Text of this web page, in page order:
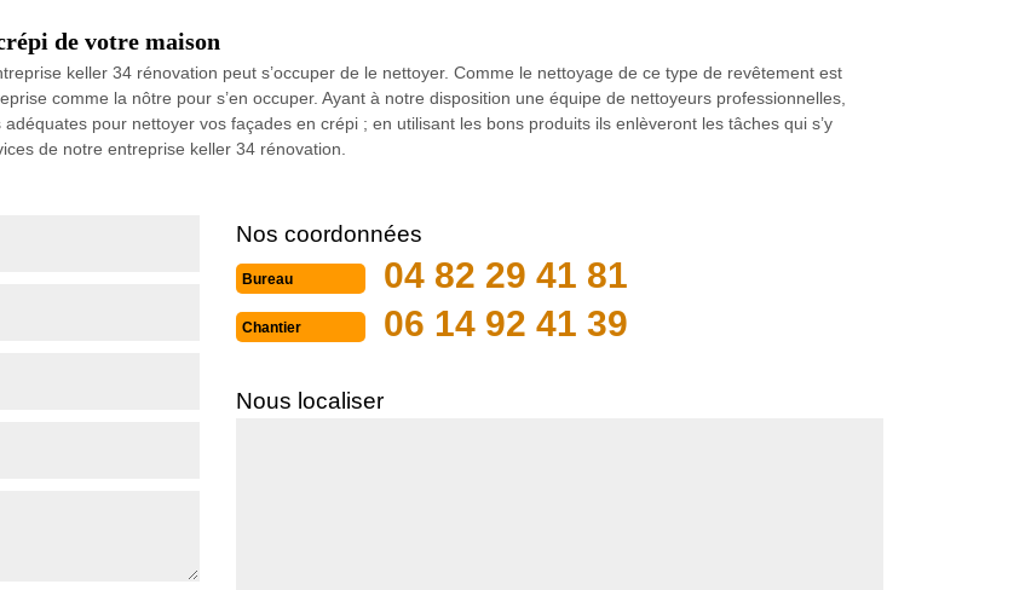
de votre maison
keller 34 rénovation peut s’occuper de le nettoyer. Comme le nettoyage de ce type de revêtement est
comme la nôtre pour s’en occuper. Ayant à notre disposition une équipe de nettoyeurs professionnelles,
pour nettoyer vos façades en crépi ; en utilisant les bons produits ils enlèveront les tâches qui s’y
de notre entreprise keller 34 rénovation.
Nos coordonnées
Bureau 04 82 29 41 81
Chantier 06 14 92 41 39
Nous localiser